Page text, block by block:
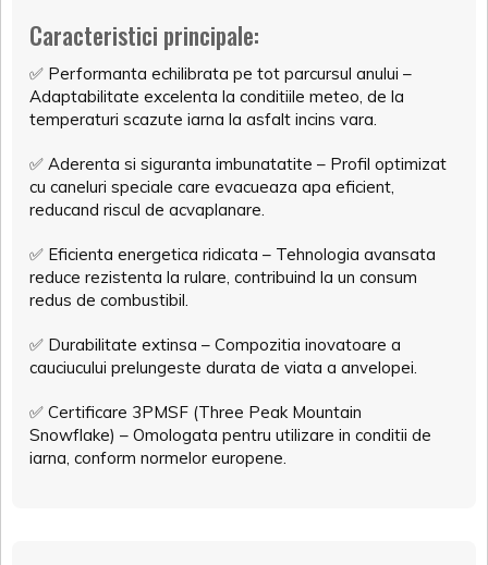
Caracteristici principale:
✅ Performanta echilibrata pe tot parcursul anului –
Adaptabilitate excelenta la conditiile meteo, de la
temperaturi scazute iarna la asfalt incins vara.
✅ Aderenta si siguranta imbunatatite – Profil optimizat
cu caneluri speciale care evacueaza apa eficient,
reducand riscul de acvaplanare.
✅ Eficienta energetica ridicata – Tehnologia avansata
reduce rezistenta la rulare, contribuind la un consum
redus de combustibil.
✅ Durabilitate extinsa – Compozitia inovatoare a
cauciucului prelungeste durata de viata a anvelopei.
✅ Certificare 3PMSF (Three Peak Mountain
Snowflake) – Omologata pentru utilizare in conditii de
iarna, conform normelor europene.